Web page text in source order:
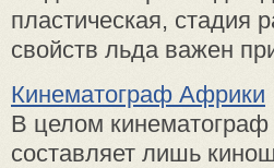
пластическая, стадия
свойств льда важен
Кинематограф Африки
В целом
составляет лишь